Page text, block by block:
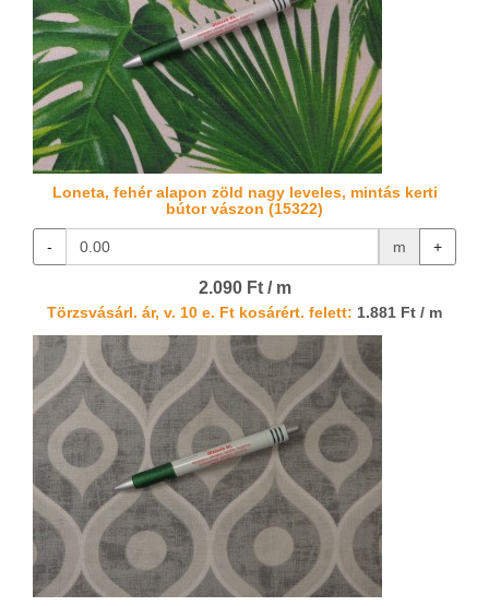
Loneta, fehér alapon zöld nagy leveles, mintás kerti
bútor vászon (15322)
- m +
2.090 Ft / m
Törzsvásárl. ár, v. 10 e. Ft kosárért. felett: 1.881 Ft / m